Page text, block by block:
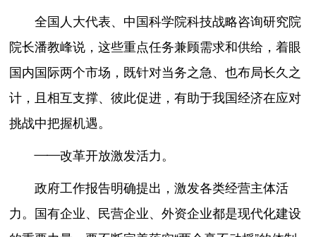
全国人大代表、中国科学院科技战略咨询研究院
院长潘教峰说，这些重点任务兼顾需求和供给，着眼
国内国际两个市场，既针对当务之急、也布局长久之
计，且相互支撑、彼此促进，有助于我国经济在应对
挑战中把握机遇。
——改革开放激发活力。
政府工作报告明确提出，激发各类经营主体活
力。国有企业、民营企业、外资企业都是现代化建设